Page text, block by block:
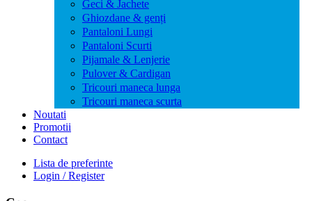
Geci & Jachete
Ghiozdane & genți
Pantaloni Lungi
Pantaloni Scurti
Pijamale & Lenjerie
Pulover & Cardigan
Tricouri maneca lunga
Tricouri maneca scurta
Noutati
Promotii
Contact
Lista de preferinte
Login / Register